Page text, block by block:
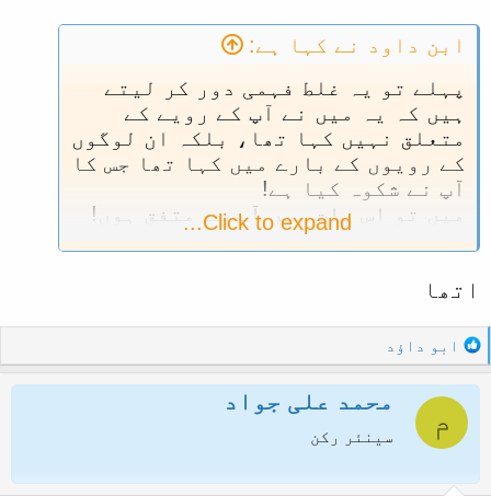
ابن داود نے کہا ہے:
پہلے تو یہ غلط فہمی دور کر لیتے
ہیں کہ یہ میں نے آپ کے رویے کے
متعلق نہیں کہا تھا، بلکہ ان لوگوں
کے رویوں کے بارے میں کہا تھا جس کا
آپ نے شکوہ کیا ہے!
میں تو اس بات میں آپ سے متفق ہوں!
آپ کو شاید کوئی غلط فہمی ہو گئی
شمار کرتے ہوئے ، مجھے بھی
Click to expand...
اتھا
R
e
a
o
ابو داؤد
م
محمد علی جواد
سینئر رکن